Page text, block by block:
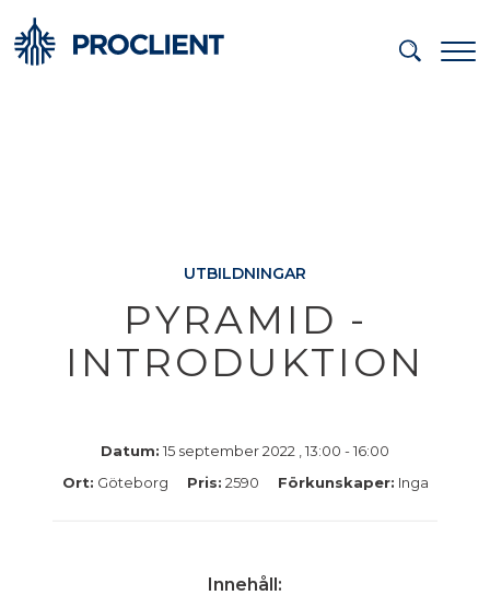
UTBILDNINGAR
PYRAMID -
INTRODUKTION
Datum: 15 september 2022 , 13:00 - 16:00
Ort: Göteborg Pris: 2590 Förkunskaper: Inga
Innehåll: